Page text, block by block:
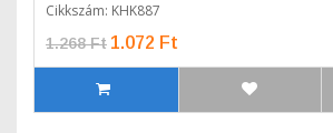
Cikkszám: KHK887
1.268 Ft 1.072 Ft